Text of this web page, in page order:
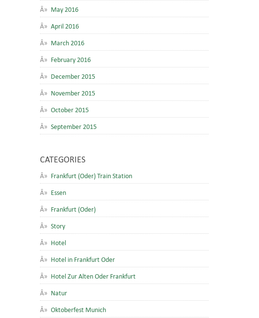
May 2016
April 2016
March 2016
February 2016
December 2015
November 2015
October 2015
September 2015
CATEGORIES
Frankfurt (Oder) Train Station
Essen
Frankfurt (Oder)
Story
Hotel
Hotel in Frankfurt Oder
Hotel Zur Alten Oder Frankfurt
Natur
Oktoberfest Munich